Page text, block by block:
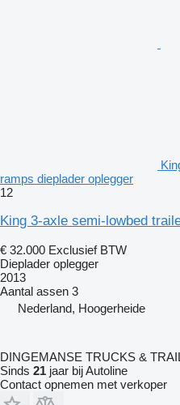
ramps dieplader oplegger
12
King 3-axle semi-lowbed
€ 32.000 Exclusief BTW
Dieplader oplegger
2013
Aantal assen 3
Nederland, Hoogerheide
DINGEMANSE TRUCKS &
Sinds 21 jaar bij Autoline
Contact opnemen met verkoper